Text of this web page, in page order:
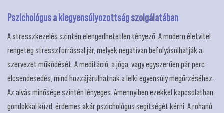
Pszichológus a kiegyensúlyozottság szolgálatában
A stresszkezelés szintén elengedhetetlen tényező. A modern életvitel
rengeteg stresszforrással jár, melyek negatívan befolyásolhatják a
szervezet működését. A meditáció, a jóga, vagy egyszerűen pár perc
elcsendesedés, mind hozzájárulhatnak a lelki egyensúly megőrzéséhez.
Az alvás minősége szintén lényeges. Amennyiben ezekkel kapcsolatban
gondokkal küzd, érdemes akár pszichológus segítségét kérni. A rohanó